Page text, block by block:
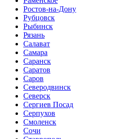
Ростов-на-Дону
Рубцовск
Рыбинск
Рязань
Салават
Самара
Саранск
Саратов
Саров
Северодвинск
Северск
Сергиев Посад
Серпухов
Смоленск
Сочи